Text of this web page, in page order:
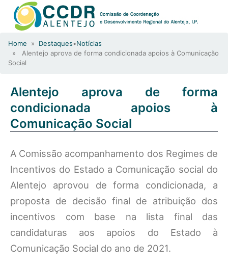
Home » Destaques•Notícias
» Alentejo aprova de forma condicionada apoios à Comunicação
Social
Alentejo aprova de forma
condicionada apoios à
Comunicação Social
A Comissão acompanhamento dos Regimes de
Incentivos do Estado a Comunicação social do
Alentejo aprovou de forma condicionada, a
proposta de decisão final de atribuição dos
incentivos com base na lista final das
candidaturas aos apoios do Estado à
Comunicação Social do ano de 2021.